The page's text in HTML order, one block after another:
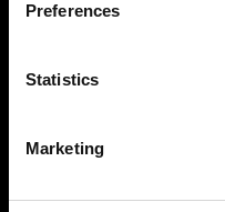
Preferences
Statistics
Marketing
窗系统 WICLINE